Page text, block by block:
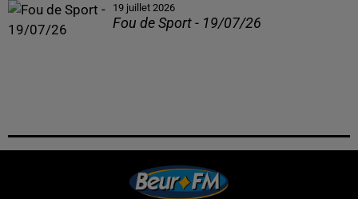
19 juillet 2026
Fou de Sport - 19/07/26